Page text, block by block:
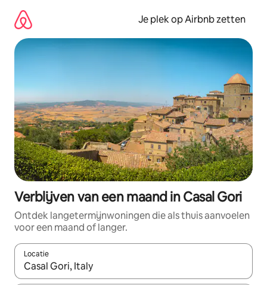
direct
naar
inhoud
Je plek op Airbnb zetten
Verblijven van een maand in Casal Gori
Ontdek langetermijnwoningen die als thuis aanvoelen
voor een maand of langer.
Locatie
Wanneer er resultaten beschikbaar zijn, maak je een keuze